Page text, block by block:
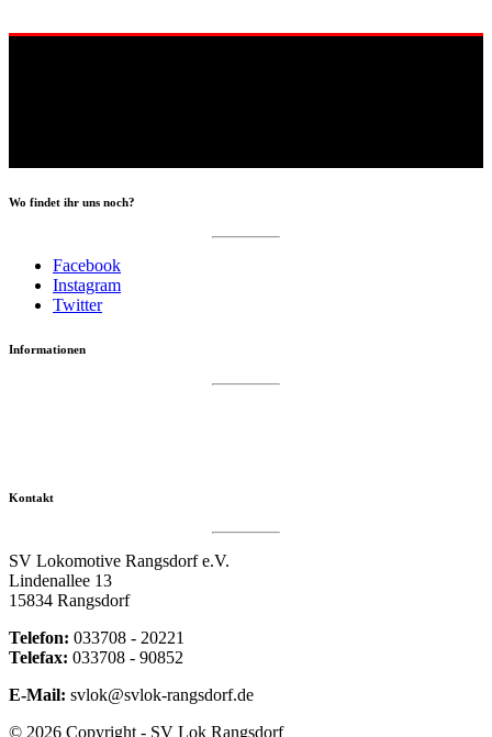
Wo findet ihr uns noch?
Facebook
Instagram
Twitter
Informationen
Kontakt
SV Lokomotive Rangsdorf e.V.
Lindenallee 13
15834 Rangsdorf
Telefon: 033708 - 20221
Telefax: 033708 - 90852
E-Mail: svlok@svlok-rangsdorf.de
© 2026 Copyright - SV Lok Rangsdorf